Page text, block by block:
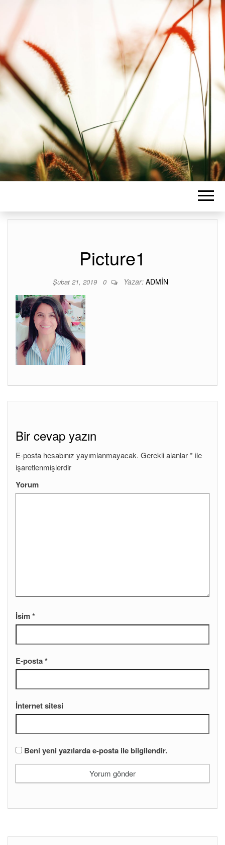
Picture1
Şubat 21, 2019 0 Yazar: ADMIN
Bir cevap yazın
E-posta hesabınız yayımlanmayacak. Gerekli alanlar* ile
işaretlenmişlerdir
Yorum
İsim*
E-posta*
İnternet sitesi
Beni yeni yazılarda e-posta ile bilgilendir.